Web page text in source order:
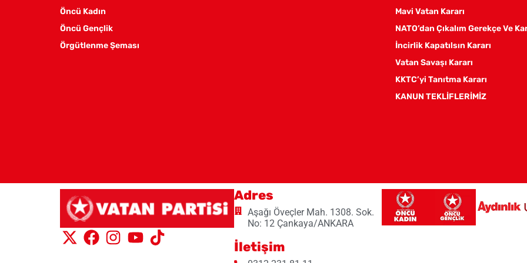
Öncü Kadın
Öncü Gençlik
Örgütlenme Şeması
Mavi Vatan Kararı
NATO’dan Çıkalım Gerekçe Ve
İncirlik Kapatılsın Kararı
Vatan Savaşı Kararı
KKTC’yi Tanıtma Kararı
KANUN TEKLİFLERİMİZ
Adres
Aşağı Öveçler Mah. 1308. Sok.
No: 12 Çankaya/ANKARA
İletişim